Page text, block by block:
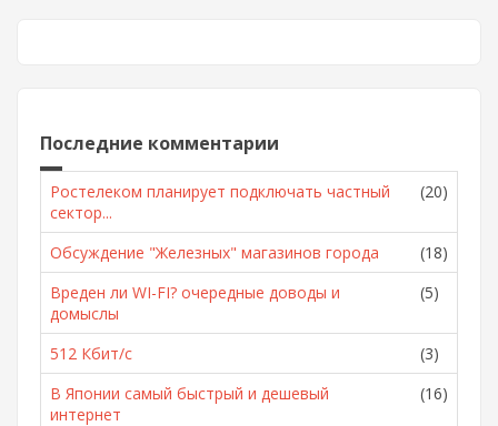
Последние комментарии
Ростелеком планирует подключать частный
сектор...
(20)
Обсуждение "Железных" магазинов города
(18)
Вреден ли WI-FI? очередные доводы и
домыслы
(5)
512 Кбит/с
(3)
В Японии самый быстрый и дешевый
интернет
(16)